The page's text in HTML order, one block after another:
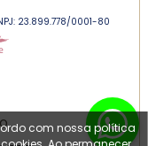
23.899.778/0001-80
com nossa política